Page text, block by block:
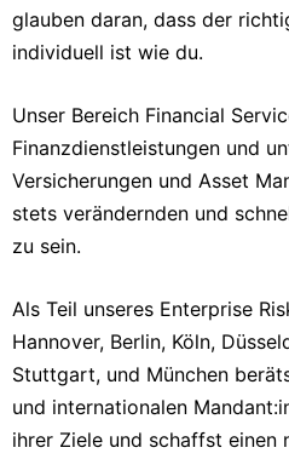
glauben daran, dass der
individuell ist wie du.
Unser Bereich Financial
Finanzdienstleistungen und
Versicherungen und Asset
stets verändernden und
zu sein.
Als Teil unseres Enterprise
Hannover, Berlin, Köln,
Stuttgart, und München
und internationalen
ihrer Ziele und schaffst einen